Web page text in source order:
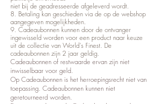
niet bij de geadresseerde afgeleverd wordt.
8. Betaling kan geschieden via de op de webshop
aangegeven mogelijkheden.
9. Cadeaubonnen kunnen door de ontvanger
ingewisseld worden voor een product naar keuze
uit de collectie van World's Finest. De
cadeaubonnen zijn 2 jaar geldig.
Cadeaubonnen of restwaarde ervan zijn niet
inwisselbaar voor geld.
Op Cadeaubonnen is het herroepingsrecht niet van
toepassing. Cadeaubonnen kunnen niet
geretourneerd worden.